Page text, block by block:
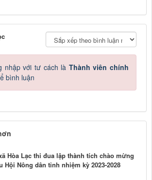
nhập với tư cách là Thành viên chính
bình luận
Hòa Lạc thi đua lập thành tích chào mừng
Hội Nông dân tỉnh nhiệm kỳ 2023-2028